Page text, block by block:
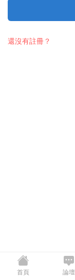
還沒有註冊？
首頁 論壇